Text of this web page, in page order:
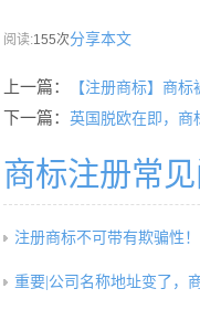
阅读:155次分享本文
上一篇： 【注册商标】商
下一篇： 英国脱欧在即，商
商标注册常
注册商标不可带有欺骗性
重要|公司名称地址变了，